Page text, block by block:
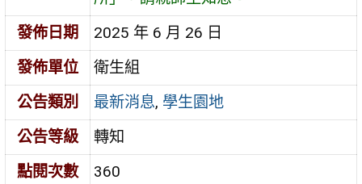
發佈日期
2025 年 6 月 26 日
發佈單位
衛生組
公告類別
最新消息, 學生園地
公告等級
轉知
點閱次數
360